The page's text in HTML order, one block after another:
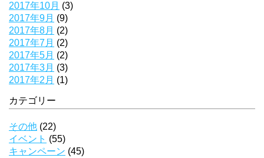
2017年10月 (3)
2017年9月 (9)
2017年8月 (2)
2017年7月 (2)
2017年5月 (2)
2017年3月 (3)
2017年2月 (1)
カテゴリー
その他 (22)
イベント (55)
キャンペーン (45)